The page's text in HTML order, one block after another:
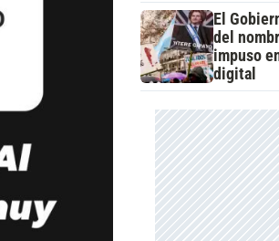
El
del
impuso
digital